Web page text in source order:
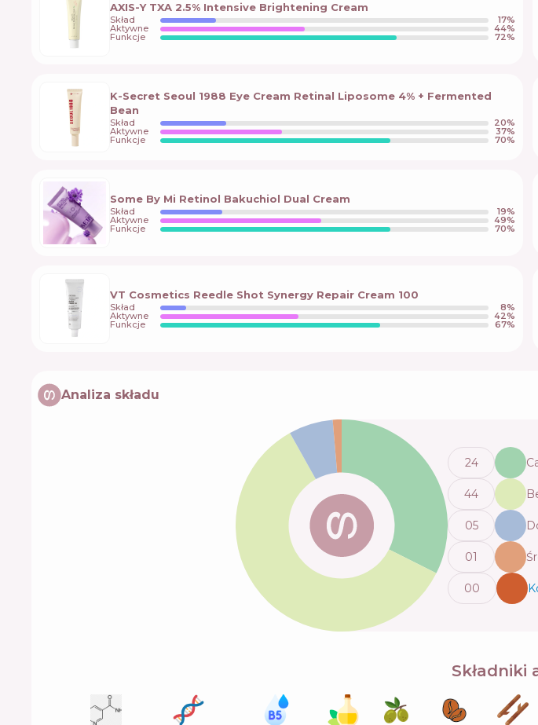
AXIS-Y TXA 2.5% Intensive Brightening Cream
Skład 17%
Aktywne 44%
Funkcje 72%
K-Secret Seoul 1988 Eye Cream Retinal Liposome 4% + Fermented
Bean
Skład 20%
Aktywne 37%
Funkcje 70%
Some By Mi Retinol Bakuchiol Dual Cream
Skład 19%
Aktywne 49%
Funkcje 70%
VT Cosmetics Reedle Shot Synergy Repair Cream 100
Skład 8%
Aktywne 42%
Funkcje 67%
Analiza składu
24
44
05
01
00
Składniki